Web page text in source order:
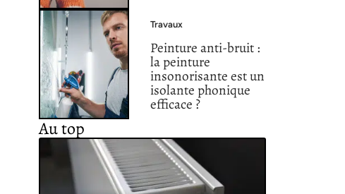
Travaux
Peinture anti-bruit :
la peinture
insonorisante est un
isolante phonique
efficace ?
Au top